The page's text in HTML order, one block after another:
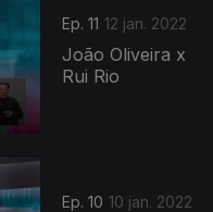
Ep. 11 12 jan. 2022
João Oliveira x
Rui Rio
Ep. 10 10 jan. 2022